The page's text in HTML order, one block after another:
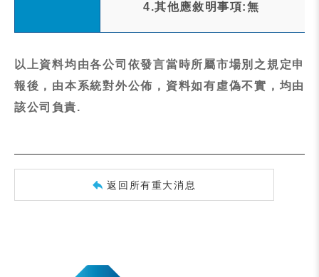
4.其他應敘明事項:無
以上資料均由各公司依發言當時所屬市場別之規定申
報後，由本系統對外公佈，資料如有虛偽不實，均由
該公司負責.
返回所有重大消息